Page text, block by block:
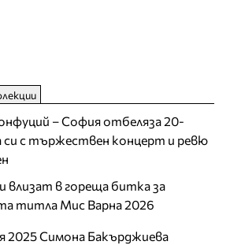
– София отбеляза 20-
с тържествен концерт и ревю
влизат в гореща битка за
титла Мис Варна 2026
2025 Симона Бакърджиева